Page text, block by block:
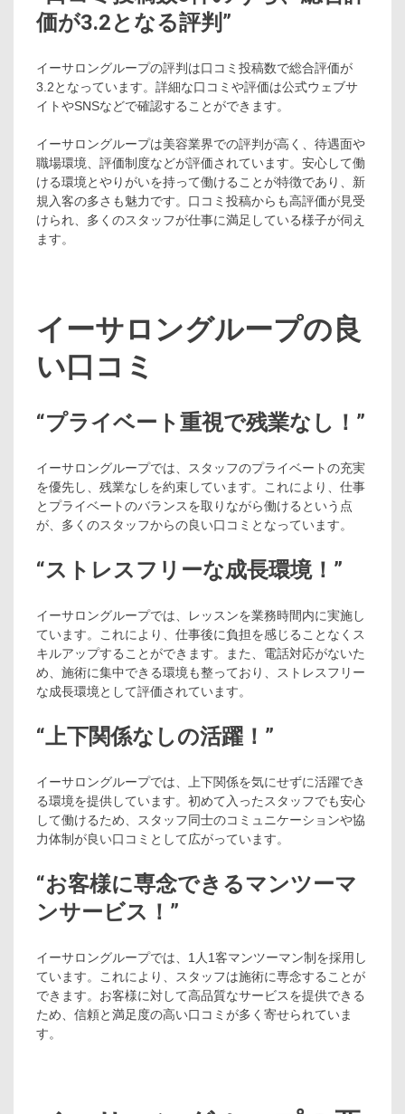
価が3.2となる評判”
イーサロングループの評判は口コミ投稿数で総合評価が
3.2となっています。詳細な口コミや評価は公式ウェブサ
イトやSNSなどで確認することができます。
イーサロングループは美容業界での評判が高く、待遇面や
職場環境、評価制度などが評価されています。安心して働
ける環境とやりがいを持って働けることが特徴であり、新
規入客の多さも魅力です。口コミ投稿からも高評価が見受
けられ、多くのスタッフが仕事に満足している様子が伺え
ます。
イーサロングループの良
い口コミ
“プライベート重視で残業なし！”
イーサロングループでは、スタッフのプライベートの充実
を優先し、残業なしを約束しています。これにより、仕事
とプライベートのバランスを取りながら働けるという点
が、多くのスタッフからの良い口コミとなっています。
“ストレスフリーな成長環境！”
イーサロングループでは、レッスンを業務時間内に実施し
ています。これにより、仕事後に負担を感じることなくス
キルアップすることができます。また、電話対応がないた
め、施術に集中できる環境も整っており、ストレスフリー
な成長環境として評価されています。
“上下関係なしの活躍！”
イーサロングループでは、上下関係を気にせずに活躍でき
る環境を提供しています。初めて入ったスタッフでも安心
して働けるため、スタッフ同士のコミュニケーションや協
力体制が良い口コミとして広がっています。
“お客様に専念できるマンツーマ
ンサービス！”
イーサロングループでは、1人1客マンツーマン制を採用し
ています。これにより、スタッフは施術に専念することが
できます。お客様に対して高品質なサービスを提供できる
ため、信頼と満足度の高い口コミが多く寄せられていま
す。